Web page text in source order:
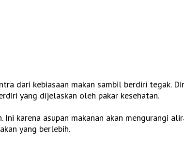
dari kebiasaan makan sambil berdiri tegak.
yang dijelaskan oleh pakar kesehatan.
karena asupan makanan akan mengurangi
yang berlebih.